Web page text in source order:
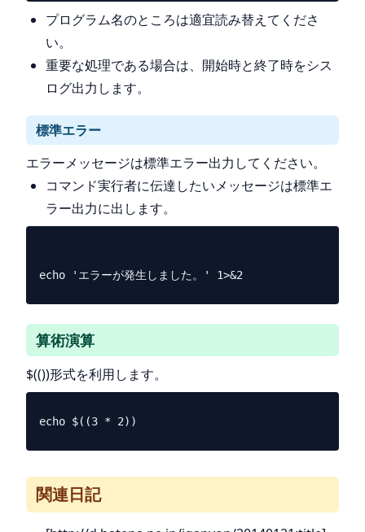
プログラム名のところは適宜読み替えてくださ
い。
重要な処理である場合は、開始時と終了時をシス
ログ出力します。
標準エラー
エラーメッセージは標準エラー出力してください。
コマンド実行者に伝達したいメッセージは標準エ
ラー出力に出します。
算術演算
$(())形式を利用します。
関連日記